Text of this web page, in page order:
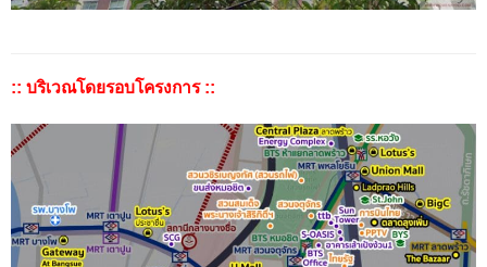
:: บริเวณโดยรอบโครงการ ::